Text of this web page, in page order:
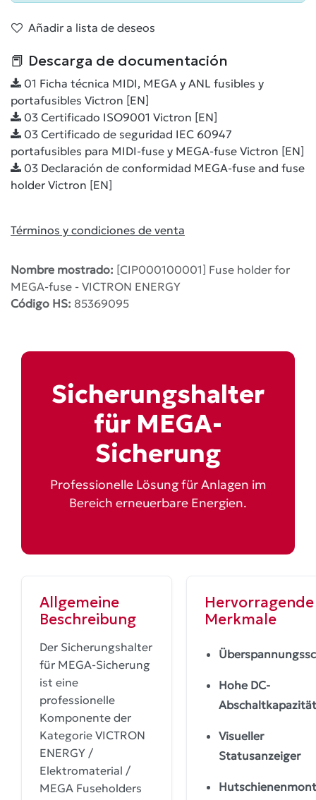
Añadir a lista de deseos
📕 Descarga de documentación
01 Ficha técnica MIDI, MEGA y ANL fusibles y
portafusibles Victron [EN]
03 Certificado ISO9001 Victron [EN]
03 Certificado de seguridad IEC 60947
portafusibles para MIDI-fuse y MEGA-fuse Victron [EN]
03 Declaración de conformidad MEGA-fuse and fuse
holder Victron [EN]
Términos y condiciones de venta
Nombre mostrado: [CIP000100001] Fuse holder for
MEGA-fuse - VICTRON ENERGY
Código HS: 85369095
Sicherungshalter
für MEGA-
Sicherung
Professionelle Lösung für Anlagen im
Bereich erneuerbare Energien.
Allgemeine
Beschreibung
Der Sicherungshalter
für MEGA-Sicherung
ist eine
professionelle
Komponente der
Kategorie VICTRON
ENERGY /
Elektromaterial /
MEGA Fuseholders
Hervorragende
Merkmale
Hohe DC-
Abschaltkapazität
Visueller
Statusanzeiger